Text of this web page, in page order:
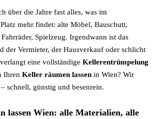
über die Jahre fast alles, was im
mehr findet: alte Möbel, Bauschutt,
Spielzeug. Irgendwann ist das
der Vermieter, der Hausverkauf oder schlicht
eine vollständige Kellerentrümpelung
Ihren Keller räumen lassen in Wien? Wir
schnell, günstig und besenrein.
lassen Wien: alle Materialien, alle